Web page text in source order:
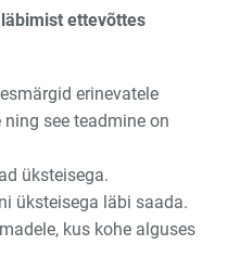
ettevõttes
erinevatele
see teadmine on
üksteisega.
üksteisega läbi saada.
kus kohe alguses